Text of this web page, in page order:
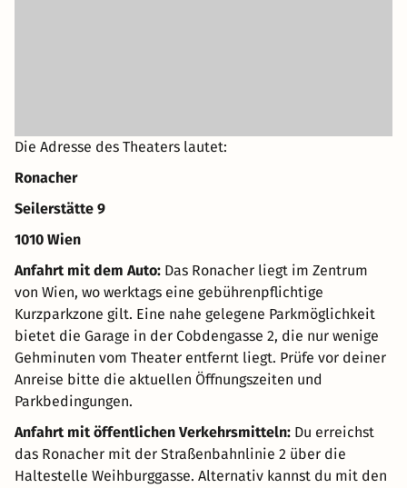
Die Adresse des Theaters lautet:
Ronacher
Seilerstätte 9
1010 Wien
Anfahrt mit dem Auto: Das Ronacher liegt im Zentrum
von Wien, wo werktags eine gebührenpflichtige
Kurzparkzone gilt. Eine nahe gelegene Parkmöglichkeit
bietet die Garage in der Cobdengasse 2, die nur wenige
Gehminuten vom Theater entfernt liegt. Prüfe vor deiner
Anreise bitte die aktuellen Öffnungszeiten und
Parkbedingungen.
Anfahrt mit öffentlichen Verkehrsmitteln: Du erreichst
das Ronacher mit der Straßenbahnlinie 2 über die
Haltestelle Weihburggasse. Alternativ kannst du mit den